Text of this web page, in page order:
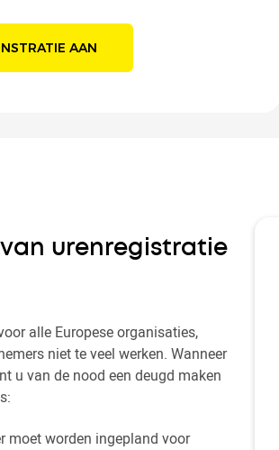
AAN
urenregistratie
alle Europese organisaties,
niet te veel werken. Wanneer
u van de nood een deugd maken
moet worden ingepland voor